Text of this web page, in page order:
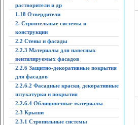
растворители и др
1.18 Отвердители
2. Строительные системы и
конструкции
2.2 Стены и фасады
2.2.3 Материалы для навесных
вентилируемых фасадов
2.2.6 Защитно-декоративные покрытия
для фасадов
2.2.6.2 Фасадные краски, декоративные
штукатурки и покрытия
2.2.6.4 Облицовочные материалы
2.3 Крыши
2.3.1 Стропильные системы